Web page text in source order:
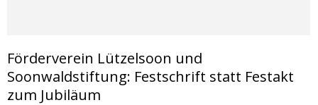
Förderverein Lützelsoon und
Soonwaldstiftung: Festschrift statt Festakt
zum Jubiläum